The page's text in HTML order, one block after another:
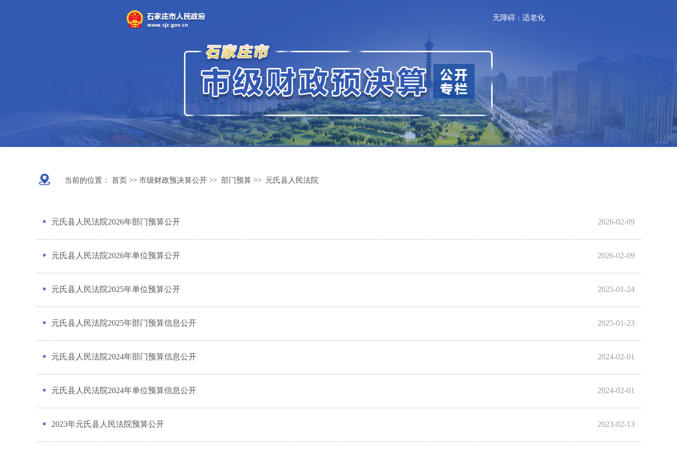
无障碍| 适老化
当前的位置： 首页 >> 市级财政预决算公开 >> 部门预算 >> 元氏县人民法院
元氏县人民法院2026年部门预算公开 2026-02-09
元氏县人民法院2026年单位预算公开 2026-02-09
元氏县人民法院2025年单位预算公开 2025-01-24
元氏县人民法院2025年部门预算信息公开 2025-01-23
元氏县人民法院2024年部门预算信息公开 2024-02-01
元氏县人民法院2024年单位预算信息公开 2024-02-01
2023年元氏县人民法院预算公开 2023-02-13